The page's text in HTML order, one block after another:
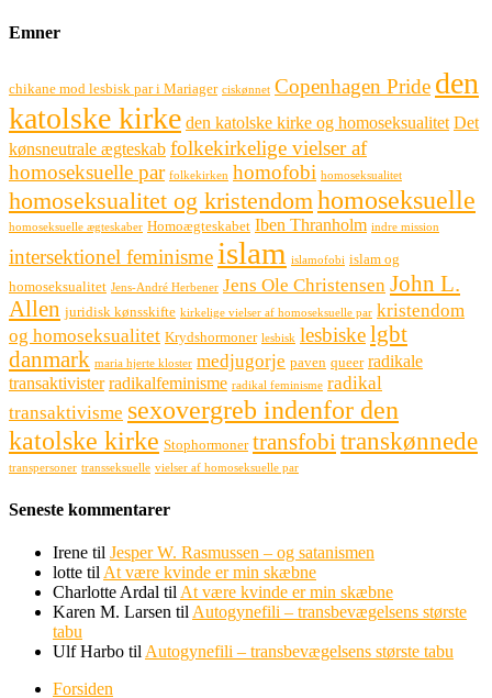
Emner
chikane mod lesbisk par i Mariager ciskønnet Copenhagen Pride den
katolske kirke den katolske kirke og homoseksualitet Det
kønsneutrale ægteskab folkekirkelige vielser af
homoseksuelle par folkekirken homofobi homoseksualitet
homoseksualitet og kristendomhomoseksuelle
homoseksuelle ægteskaber Homoægteskabet Iben Thranholm indre mission
intersektionel feminisme islam islamofobi islam og
homoseksualitet Jens-André Herbener Jens Ole Christensen John L.
Allen juridisk kønsskifte kirkelige vielser af homoseksuelle par kristendom
og homoseksualitet Krydshormoner lesbisk lesbiskelgbt
danmark maria hjerte kloster medjugorje paven queer radikale
transaktivister radikalfeminisme radikal feminisme radikal
transaktivisme sexovergreb indenfor den
katolske kirke Stophormoner transfobi transkønnede
transpersoner transseksuelle vielser af homoseksuelle par
Seneste kommentarer
Irene til Jesper W. Rasmussen – og satanismen
lotte til At være kvinde er min skæbne
Charlotte Ardal til At være kvinde er min skæbne
Karen M. Larsen til Autogynefili – transbevægelsens største
tabu
Ulf Harbo til Autogynefili – transbevægelsens største tabu
Forsiden